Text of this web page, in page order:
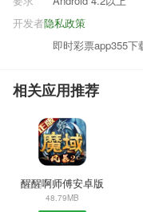
隐私政策
开发者
即时彩票app355下
相关应用推荐
醒醒啊师傅安卓版
48.79MB